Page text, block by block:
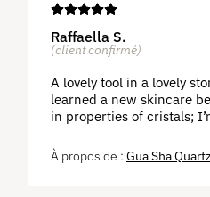
Raffaella S.
(client confirmé)
A lovely tool in a lovely
learned a new skincare
in properties of cristals;
Gua Sha